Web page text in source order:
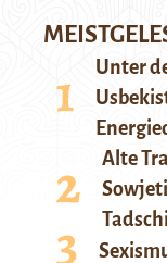
Unter
Alte